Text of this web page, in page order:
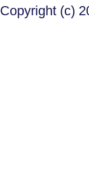
Copyright (c)